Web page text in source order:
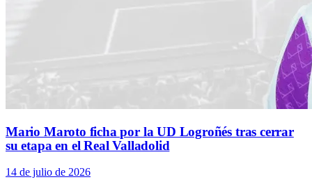
Mario Maroto ficha por la UD Logroñés tras cerrar
su etapa en el Real Valladolid
14 de julio de 2026